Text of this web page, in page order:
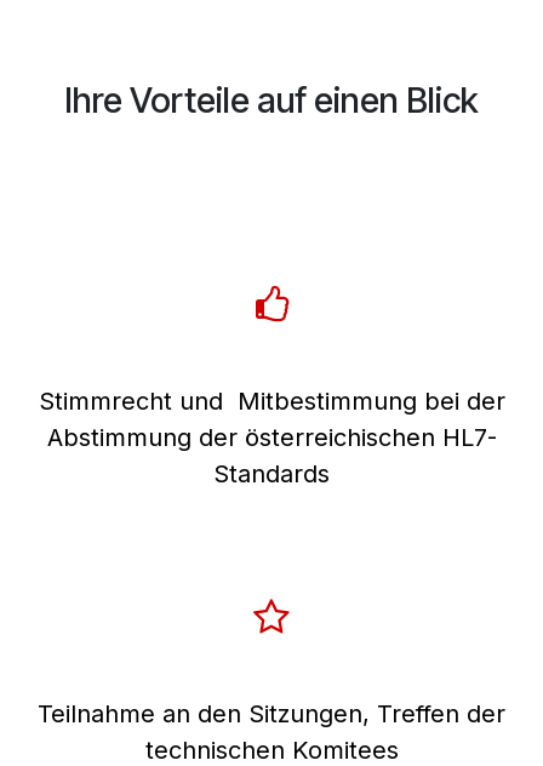
Ihre Vorteile auf einen Blick
Stimmrecht und Mitbestimmung bei der
Abstimmung der österreichischen HL7-
Standards
Teilnahme an den Sitzungen, Treffen der
technischen Komitees